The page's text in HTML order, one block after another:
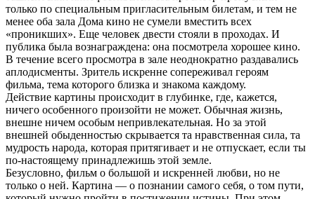
только по специальным пригласительным билетам, и тем не
менее оба зала Дома кино не сумели вместить всех
«проникших». Еще человек двести стояли в проходах. И
публика была вознаграждена: она посмотрела хорошее кино.
В течение всего просмотра в зале неоднократно раздавались
аплодисменты. Зритель искренне сопереживал героям
фильма, тема которого близка и знакома каждому.
Действие картины происходит в глубинке, где, кажется,
ничего особенного произойти не может. Обычная жизнь,
внешне ничем особым непривлекательная. Но за этой
внешней обыденностью скрывается та нравственная сила, та
мудрость народа, которая притягивает и не отпускает, если ты
по-настоящему принадлежишь этой земле.
Безусловно, фильм о большой и искренней любви, но не
только о ней. Картина — о познании самого себя, о том пути,